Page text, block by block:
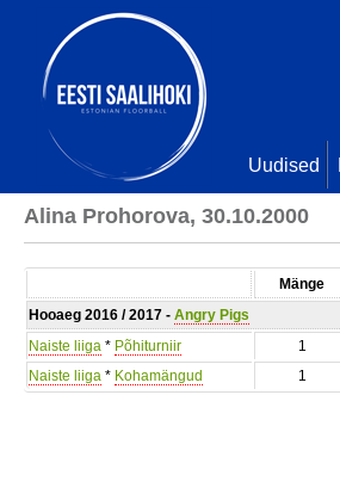
Uudised
Alina Prohorova, 30.10.2000
Mänge
Hooaeg 2016 / 2017 - Angry Pigs
Naiste liiga * Põhiturniir 1
Naiste liiga * Kohamängud 1